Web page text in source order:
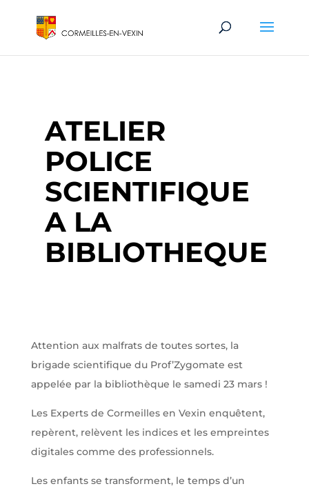
ATELIER
POLICE
SCIENTIFIQUE
A LA
BIBLIOTHEQUE
Attention aux malfrats de toutes sortes, la
brigade scientifique du Prof’Zygomate est
appelée par la bibliothèque le samedi 23 mars !
Les Experts de Cormeilles en Vexin enquêtent,
repèrent, relèvent les indices et les empreintes
digitales comme des professionnels.
Les enfants se transforment, le temps d’un